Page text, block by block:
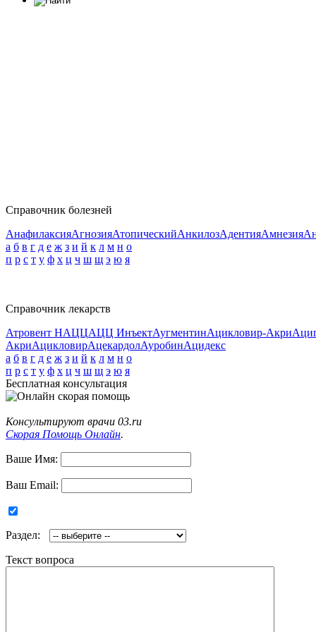
Справочник болезней
АнафилаксияАгнозияАтопическийАнкилозАдентияАмнезия
а б в г д е ж з и й к л м н о
п р с т у ф х ц ч ш щ э ю я
Справочник лекарств
Атровент НАЦЦАЦЦ ИнъектАугментинАцикловир-Акри
АкриАцикловирАцекардолАуробинАцидекс
а б в г д е ж з и й к л м н о
п р с т у ф х ц ч ш щ э ю я
Бесплатная консультация
Консультируют врачи 03.ru
Скорая Помощь Онлайн.
Ваше Имя:
Ваш Email:
Раздел:
Текст вопроса